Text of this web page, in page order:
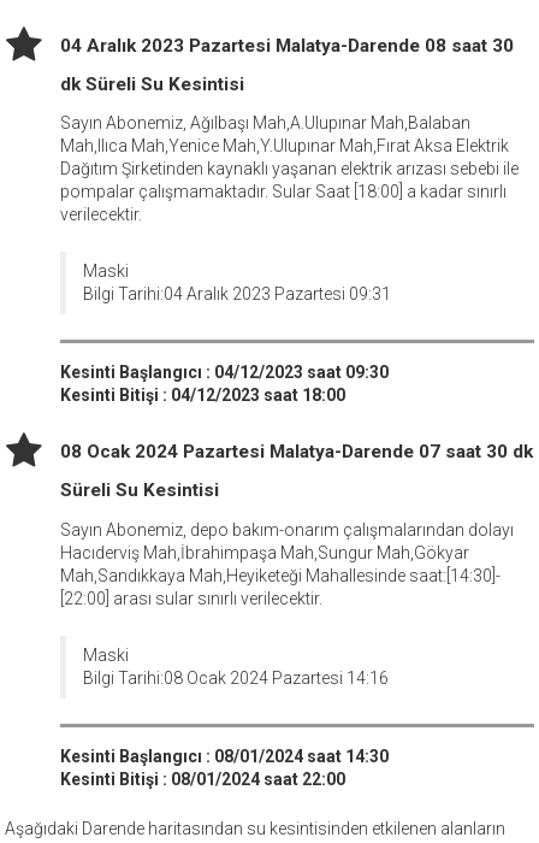
04 Aralık 2023 Pazartesi Malatya-Darende 08 saat 30
dk Süreli Su Kesintisi
Sayın Abonemiz, Ağılbaşı Mah,A.Ulupınar Mah,Balaban
Mah,Ilıca Mah,Yenice Mah,Y.Ulupınar Mah,Fırat Aksa Elektrik
Dağıtım Şirketinden kaynaklı yaşanan elektrik arızası sebebi ile
pompalar çalışmamaktadır. Sular Saat [18:00] a kadar sınırlı
verilecektir.
Maski
Bilgi Tarihi:04 Aralık 2023 Pazartesi 09:31
Kesinti Başlangıcı : 04/12/2023 saat 09:30
Kesinti Bitişi : 04/12/2023 saat 18:00
08 Ocak 2024 Pazartesi Malatya-Darende 07 saat 30 dk
Süreli Su Kesintisi
Sayın Abonemiz, depo bakım-onarım çalışmalarından dolayı
Hacıderviş Mah,İbrahimpaşa Mah,Sungur Mah,Gökyar
Mah,Sandıkkaya Mah,Heyiketeği Mahallesinde saat:[14:30]-
[22:00] arası sular sınırlı verilecektir.
Maski
Bilgi Tarihi:08 Ocak 2024 Pazartesi 14:16
Kesinti Başlangıcı : 08/01/2024 saat 14:30
Kesinti Bitişi : 08/01/2024 saat 22:00
Aşağıdaki Darende haritasından su kesintisinden etkilenen alanların